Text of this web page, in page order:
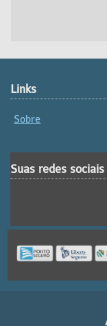
Links
Sobre
Suas redes sociais